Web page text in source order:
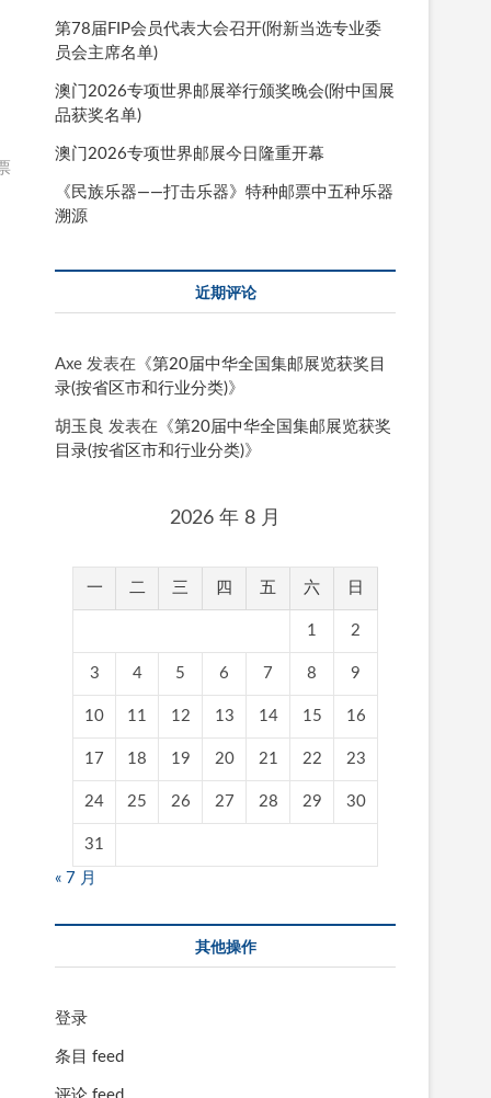
第78届FIP会员代表大会召开(附新当选专业委
员会主席名单)
澳门2026专项世界邮展举行颁奖晚会(附中国展
品获奖名单)
澳门2026专项世界邮展今日隆重开幕
《民族乐器——打击乐器》特种邮票中五种乐器
溯源
近期评论
Axe 发表在《第20届中华全国集邮展览获奖目
录(按省区市和行业分类)》
胡玉良 发表在《第20届中华全国集邮展览获奖
目录(按省区市和行业分类)》
2026 年 8 月
一 二 三 四 五 六 日
1 2
3 4 5 6 7 8 9
10 11 12 13 14 15 16
17 18 19 20 21 22 23
24 25 26 27 28 29 30
31
« 7 月
其他操作
登录
条目 feed